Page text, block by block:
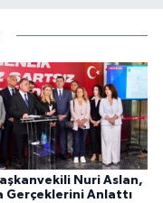
Nuri Aslan,
Gerçeklerini Anlattı